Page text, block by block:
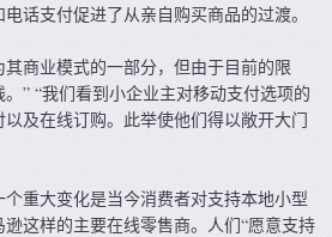
话支付促进了从亲自购买商品的过渡。
商业模式的一部分，但由于目前的限
” “我们看到小企业主对移动支付选项的
及在线订购。此举使他们得以敞开大门
重大变化是当今消费者对支持本地小型
这样的主要在线零售商。人们“愿意支持